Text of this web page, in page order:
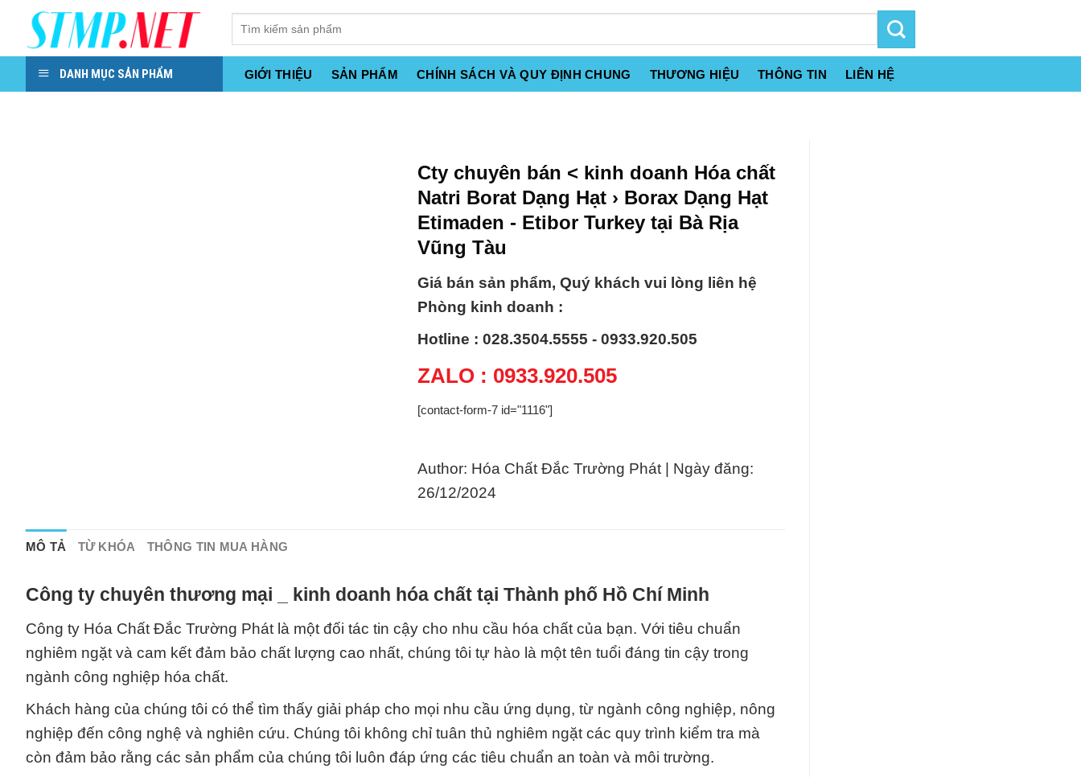
content
DANH MỤC SẢN PHẨM GIỚI THIỆU SẢN PHẨM CHÍNH SÁCH VÀ QUY ĐỊNH CHUNG THƯƠNG HIỆU THÔNG TIN LIÊN HỆ
Cty chuyên bán < kinh doanh Hóa chất
Natri Borat Dạng Hạt › Borax Dạng Hạt
Etimaden - Etibor Turkey tại Bà Rịa
Vũng Tàu
Giá bán sản phẩm, Quý khách vui lòng liên hệ
Phòng kinh doanh :
Hotline : 028.3504.5555 - 0933.920.505
ZALO : 0933.920.505
[contact-form-7 id="1116"]
Author: Hóa Chất Đắc Trường Phát | Ngày đăng:
26/12/2024
MÔ TẢ TỪ KHÓA THÔNG TIN MUA HÀNG
Công ty chuyên thương mại _ kinh doanh hóa chất tại Thành phố Hồ Chí Minh
Công ty Hóa Chất Đắc Trường Phát là một đối tác tin cậy cho nhu cầu hóa chất của bạn. Với tiêu chuẩn
nghiêm ngặt và cam kết đảm bảo chất lượng cao nhất, chúng tôi tự hào là một tên tuổi đáng tin cậy trong
ngành công nghiệp hóa chất.
Khách hàng của chúng tôi có thể tìm thấy giải pháp cho mọi nhu cầu ứng dụng, từ ngành công nghiệp, nông
nghiệp đến công nghệ và nghiên cứu. Chúng tôi không chỉ tuân thủ nghiêm ngặt các quy trình kiểm tra mà
còn đảm bảo rằng các sản phẩm của chúng tôi luôn đáp ứng các tiêu chuẩn an toàn và môi trường.